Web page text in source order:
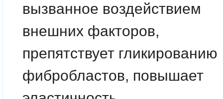
вызванное воздействием
внешних факторов,
препятствует гликированию
фибробластов, повышает